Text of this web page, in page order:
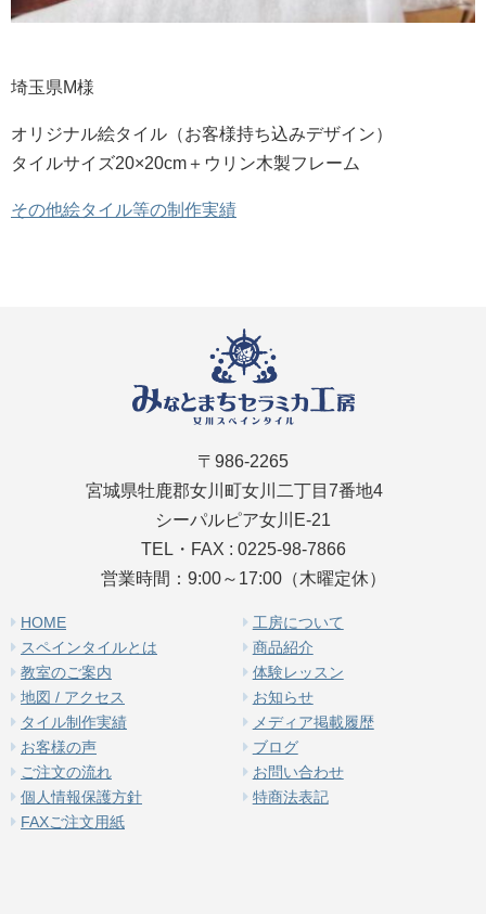
埼玉県M様
オリジナル絵タイル（お客様持ち込みデザイン）
タイルサイズ20×20cm＋ウリン木製フレーム
その他絵タイル等の制作実績
〒986-2265
宮城県牡鹿郡女川町女川二丁目7番地4
シーパルピア女川E-21
TEL・FAX : 0225-98-7866
営業時間：9:00～17:00（木曜定休）
HOME
工房について
スペインタイルとは
商品紹介
教室のご案内
体験レッスン
地図 / アクセス
お知らせ
タイル制作実績
メディア掲載履歴
お客様の声
ブログ
ご注文の流れ
お問い合わせ
個人情報保護方針
特商法表記
FAXご注文用紙